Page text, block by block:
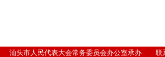
头市人民代表大会常务委员会办公室承办 联